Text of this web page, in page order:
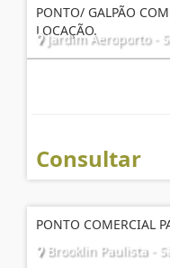
PONTO/ GALPÃO
LOCAÇÃO.
Jardim Aeroporto -
Consultar
PONTO COMERCIAL
Brooklin Paulista -